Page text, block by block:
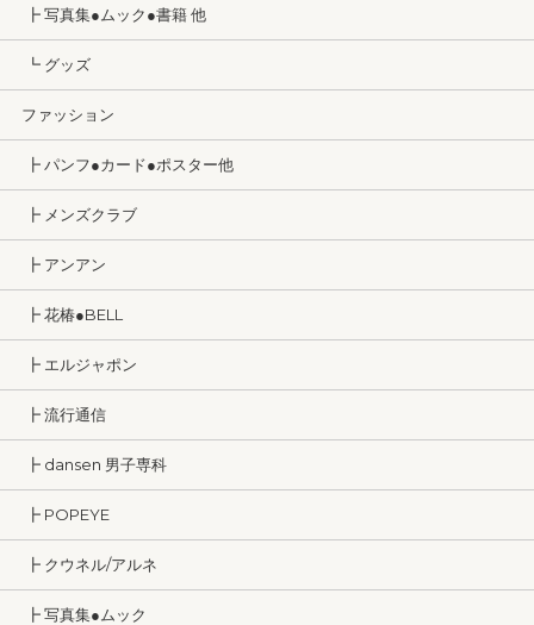
┣ 写真集●ムック●書籍 他
┗ グッズ
ファッション
┣ パンフ●カード●ポスター他
┣ メンズクラブ
┣ アンアン
┣ 花椿●BELL
┣ エルジャポン
┣ 流行通信
┣ dansen 男子専科
┣ POPEYE
┣ クウネル/アルネ
┣ 写真集●ムック